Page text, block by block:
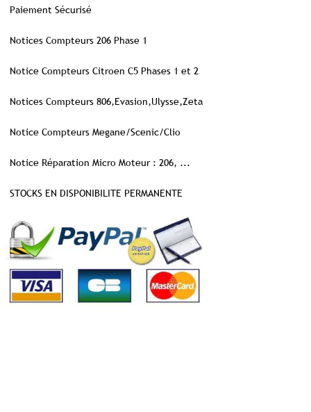
Paiement Sécurisé
Notices Compteurs 206 Phase 1
Notice Compteurs Citroen C5 Phases 1 et 2
Notices Compteurs 806,Evasion,Ulysse,Zeta
Notice Compteurs Megane/Scenic/Clio
Notice Réparation Micro Moteur : 206, ...
STOCKS EN DISPONIBILITE PERMANENTE